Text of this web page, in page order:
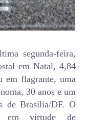
segunda-feira,
em Natal, 4,84
em flagrante, uma
30 anos e um
de Brasília/DF. O
virtude de